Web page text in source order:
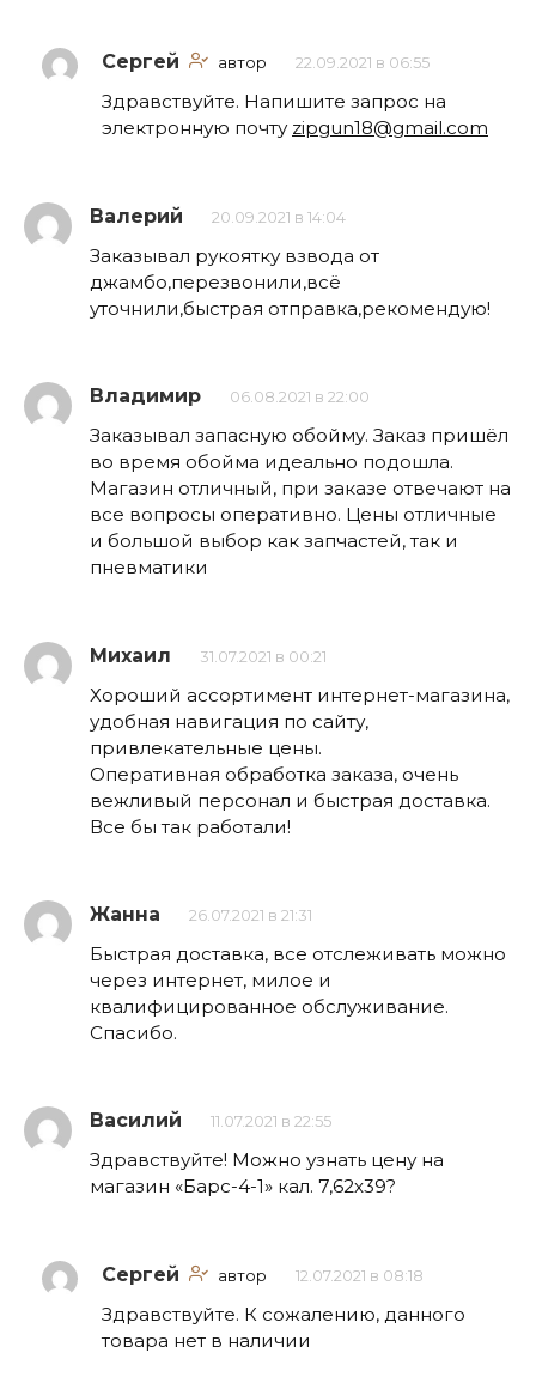
Сергей автор 22.09.2021 в 06:55
Здравствуйте. Напишите запрос на
электронную почту zipgun18@gmail.com
Валерий 20.09.2021 в 14:04
Заказывал рукоятку взвода от
джамбо,перезвонили,всё
уточнили,быстрая отправка,рекомендую!
Владимир 06.08.2021 в 22:00
Заказывал запасную обойму. Заказ пришёл
во время обойма идеально подошла.
Магазин отличный, при заказе отвечают на
все вопросы оперативно. Цены отличные
и большой выбор как запчастей, так и
пневматики
Михаил 31.07.2021 в 00:21
Хороший ассортимент интернет-магазина,
удобная навигация по сайту,
привлекательные цены.
Оперативная обработка заказа, очень
вежливый персонал и быстрая доставка.
Все бы так работали!
Жанна 26.07.2021 в 21:31
Быстрая доставка, все отслеживать можно
через интернет, милое и
квалифицированное обслуживание.
Спасибо.
Василий 11.07.2021 в 22:55
Здравствуйте! Можно узнать цену на
магазин «Барс-4-1» кал. 7,62х39?
Сергей автор 12.07.2021 в 08:18
Здравствуйте. К сожалению, данного
товара нет в наличии